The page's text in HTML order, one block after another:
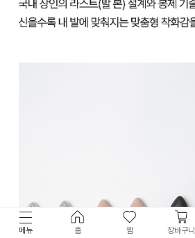
메뉴 홈 찜 장바구니